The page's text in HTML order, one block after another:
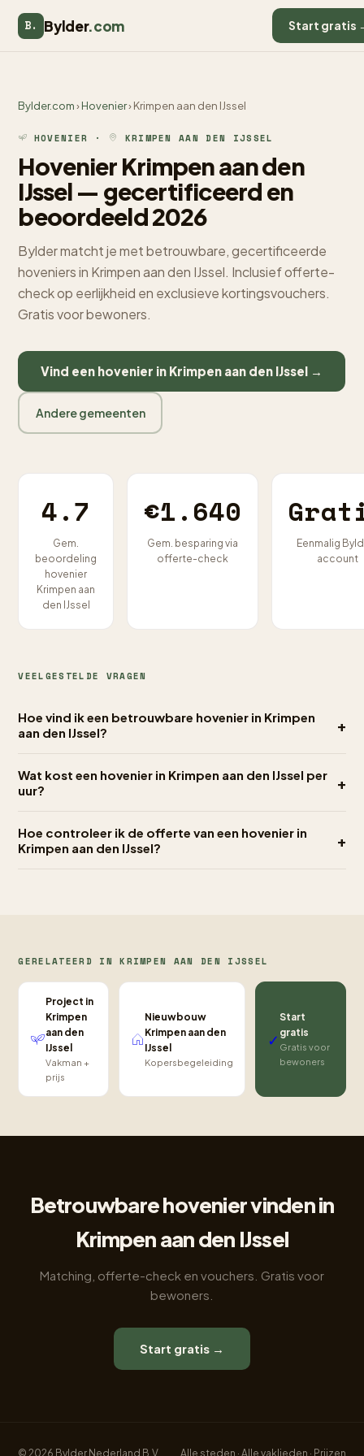
B. Bylder.com Start gratis
Bylder.com›Hovenier› Krimpen aan den IJssel
HOVENIER · KRIMPEN AAN DEN IJSSEL
Hovenier Krimpen aan den
IJssel — gecertificeerd en
beoordeeld 2026
Bylder matcht je met betrouwbare, gecertificeerde
hoveniers in Krimpen aan den IJssel. Inclusief offerte-
check op eerlijkheid en exclusieve kortingsvouchers.
Gratis voor bewoners.
Vind een hovenier in Krimpen aan den IJssel →
Andere gemeenten
4.7
Gem.
beoordeling
hovenier
Krimpen aan
den IJssel
€1.640
Gem. besparing via
offerte-check
Eenmalig
account
VEELGESTELDE VRAGEN
Hoe vind ik een betrouwbare hovenier in Krimpen
aan den IJssel?
+
Wat kost een hovenier in Krimpen aan den IJssel per
uur?
+
Hoe controleer ik de offerte van een hovenier in
Krimpen aan den IJssel?
+
GERELATEERD IN KRIMPEN AAN DEN IJSSEL
Project in
Krimpen
aan den
IJssel
Vakman +
prijs
Nieuwbouw
Krimpen aan den
IJssel
Kopersbegeleiding
✓
Start
gratis
Gratis voor
bewoners
Betrouwbare hovenier vinden in
Krimpen aan den IJssel
Matching, offerte-check en vouchers. Gratis voor
bewoners.
Start gratis →
© 2026 Bylder Nederland B.V. Alle steden · Alle vaklieden · Prijzen